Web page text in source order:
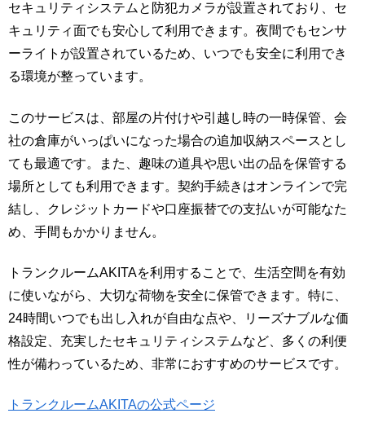
セキュリティシステムと防犯カメラが設置されており、セ
キュリティ面でも安心して利用できます。夜間でもセンサ
ーライトが設置されているため、いつでも安全に利用でき
る環境が整っています。
このサービスは、部屋の片付けや引越し時の一時保管、会
社の倉庫がいっぱいになった場合の追加収納スペースとし
ても最適です。また、趣味の道具や思い出の品を保管する
場所としても利用できます。契約手続きはオンラインで完
結し、クレジットカードや口座振替での支払いが可能なた
め、手間もかかりません。
トランクルームAKITAを利用することで、生活空間を有効
に使いながら、大切な荷物を安全に保管できます。特に、
24時間いつでも出し入れが自由な点や、リーズナブルな価
格設定、充実したセキュリティシステムなど、多くの利便
性が備わっているため、非常におすすめのサービスです。
トランクルームAKITAの公式ページ